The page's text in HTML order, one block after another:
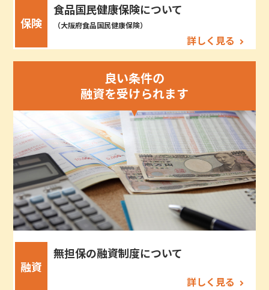
保険
食品国民健康保険について
（大阪府食品国民健康保険）
詳しく見る
良い条件の
融資を受けられます
融資
無担保の融資制度について
詳しく見る